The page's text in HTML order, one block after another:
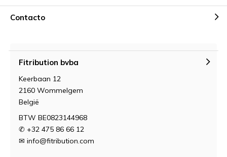
Contacto
Fitribution bvba
Keerbaan 12
2160 Wommelgem
België
BTW BE0823144968
✆ +32 475 86 66 12
✉ info@fitribution.com